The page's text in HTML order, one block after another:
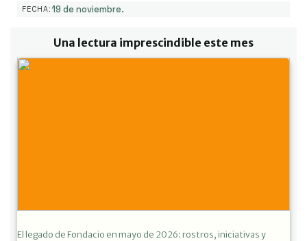
FECHA:19 de noviembre.
Una lectura imprescindible este mes
El legado de Fondacio en mayo de 2026: rostros, iniciativas y